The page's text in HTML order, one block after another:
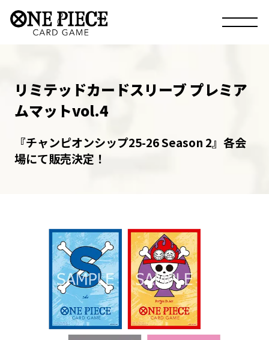
リミテッドカードスリーブ プレミア
ムマットvol.4
『チャンピオンシップ25-26 Season 2』各会
場にて販売決定！